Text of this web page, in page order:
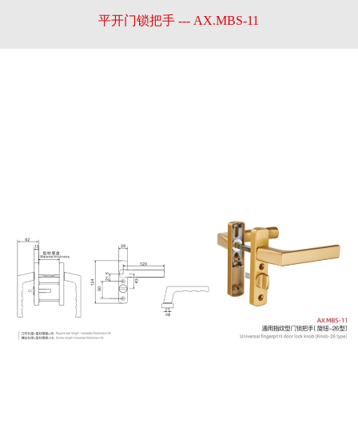
平开门锁把手 --- AX.MBS-11